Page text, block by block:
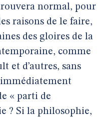
normal, pour
raisons de le faire,
des gloires de la
comme
et d’autres, sans
immédiatement
« parti de
? Si la philosophie,